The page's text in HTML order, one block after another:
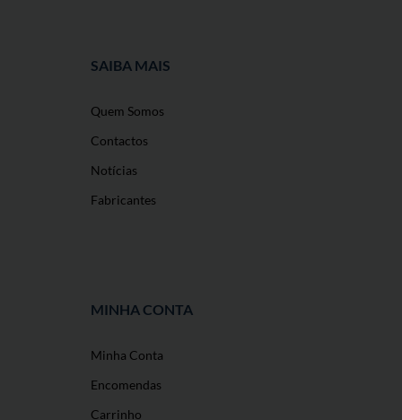
Utilizamos cookies e outras tecnologias de
SAIBA MAIS
Quem Somos
Contactos
Notícias
Fabricantes
MINHA CONTA
Minha Conta
Encomendas
Carrinho